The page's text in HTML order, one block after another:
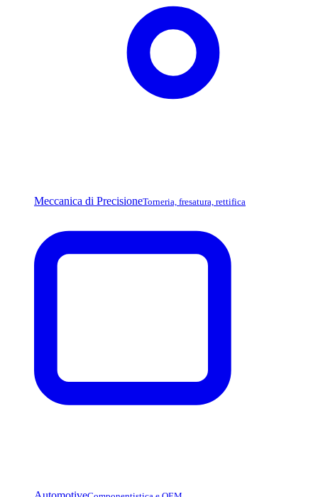
Meccanica di PrecisioneTorneria, fresatura, rettifica